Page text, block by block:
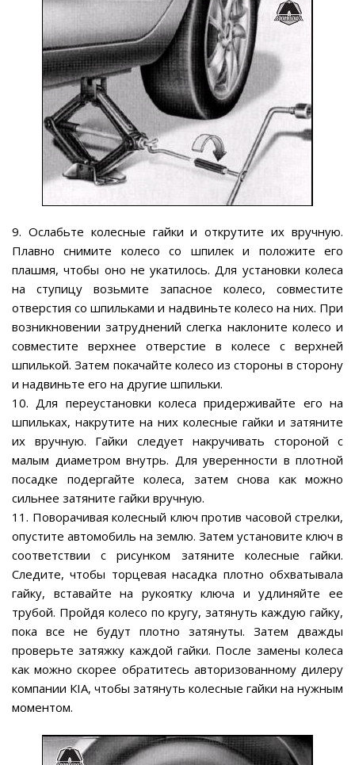
9. Ослабьте колесные гайки и открутите их вручную.
Плавно снимите колесо со шпилек и положите его
плашмя, чтобы оно не укатилось. Для установки колеса
на ступицу возьмите запасное колесо, совместите
отверстия со шпильками и надвиньте колесо на них. При
возникновении затруднений слегка наклоните колесо и
совместите верхнее отверстие в колесе с верхней
шпилькой. Затем покачайте колесо из стороны в сторону
и надвиньте его на другие шпильки.
10. Для переустановки колеса придерживайте его на
шпильках, накрутите на них колесные гайки и затяните
их вручную. Гайки следует накручивать стороной с
малым диаметром внутрь. Для уверенности в плотной
посадке подергайте колеса, затем снова как можно
сильнее затяните гайки вручную.
11. Поворачивая колесный ключ против часовой стрелки,
опустите автомобиль на землю. Затем установите ключ в
соответствии с рисунком затяните колесные гайки.
Следите, чтобы торцевая насадка плотно обхватывала
гайку, вставайте на рукоятку ключа и удлиняйте ее
трубой. Пройдя колесо по кругу, затянуть каждую гайку,
пока все не будут плотно затянуты. Затем дважды
проверьте затяжку каждой гайки. После замены колеса
как можно скорее обратитесь авторизованному дилеру
компании КIА, чтобы затянуть колесные гайки на нужным
моментом.